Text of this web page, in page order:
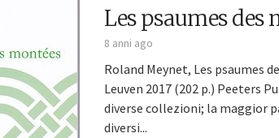
Les psaumes des
8 anni ago
Roland Meynet, Les psaumes
Leuven 2017 (202 p.) Peeters
diverse collezioni; la maggior
diversi...